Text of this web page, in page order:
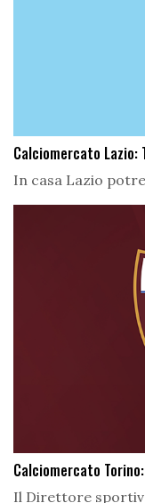
Calciomercato Lazio:
In casa Lazio
Calciomercato
Il Direttore